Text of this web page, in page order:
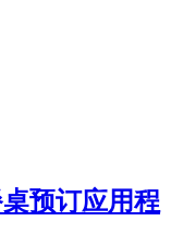
预订应用程